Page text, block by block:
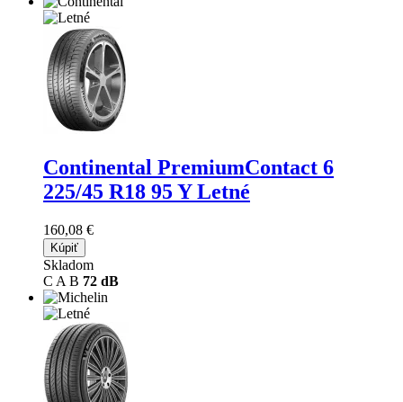
Continental PremiumContact 6
225/45 R18 95 Y Letné
160,08 €
Kúpiť
Skladom
C A B 72 dB